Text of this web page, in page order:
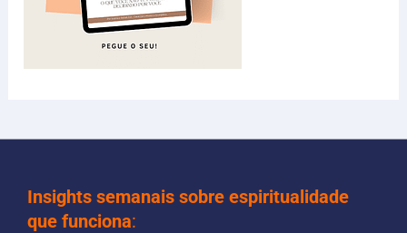
Insights semanais sobre espiritualidade
que funciona: